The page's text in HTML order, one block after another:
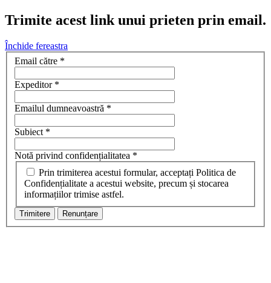
Trimite acest link unui prieten prin email.
Închide fereastra
Email către *
Expeditor*
Emailul dumneavoastră *
Subiect*
Notă privind confidențialitatea *
Confidențialitate a acestui website, precum și stocarea
informațiilor trimise astfel.
Trimitere Renunțare